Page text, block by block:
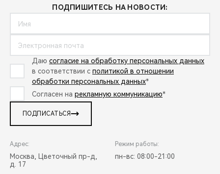
ПОДПИШИТЕСЬ НА НОВОСТИ:
Даю согласие на обработку персональных данных
в соответствии с политикой в отношении
обработки персональных данных*
Согласен на рекламную коммуникацию*
ПОДПИСАТЬСЯ
Адрес:
Москва, Цветочный пр-д,
д. 17
Режим работы:
пн-вс: 08:00-21:00